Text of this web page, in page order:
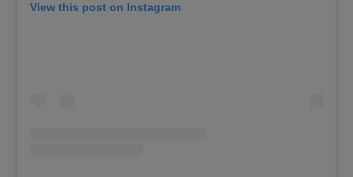
View this post on Instagram